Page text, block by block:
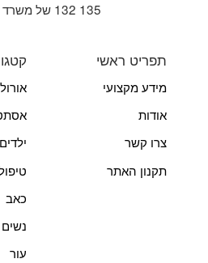
135 132 של משרד הבריאות.
תפריט ראשי
מידע מקצועי
אודות
צרו קשר
תקנון האתר
ילדים
כאב
נשים
עור